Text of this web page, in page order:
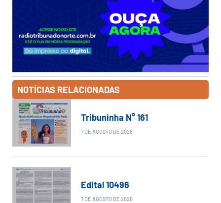
NOTÍCIAS RELACIONADAS
Tribuninha N° 161
7 DE AGOSTO DE 2026
Edital 10496
7 DE AGOSTO DE 2026